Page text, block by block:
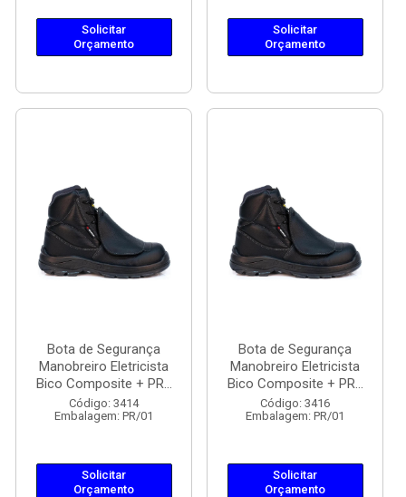
Solicitar
Orçamento
Solicitar
Orçamento
Bota de Segurança
Manobreiro Eletricista
Bico Composite + PR...
Código: 3414
Embalagem: PR/01
Solicitar
Orçamento
Bota de Segurança
Manobreiro Eletricista
Bico Composite + PR...
Código: 3416
Embalagem: PR/01
Solicitar
Orçamento